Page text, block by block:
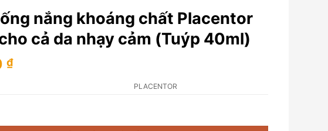
nắng khoáng chất Placentor
cả da nhạy cảm (Tuýp 40ml)
₫
PLACENTOR
khoáng chất Placentor SPF50 cho cả da nhạy cảm (Tuýp 40ml) số lượng